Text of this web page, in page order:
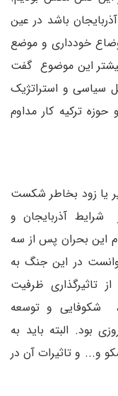
باشد در عین
خودداری و موضع
این موضوع گفت
سیاسی و استراتژیک
حوزه ترکیه کار مداوم
یا زود بخاطر شکست
آذربایجان و
این بحران پس از سه
در این جنگ به
تاثیرگذاری ظرفیت
شکوفایی و توسعه
بود‌. البته باید به
و... و تاثیرات آن در